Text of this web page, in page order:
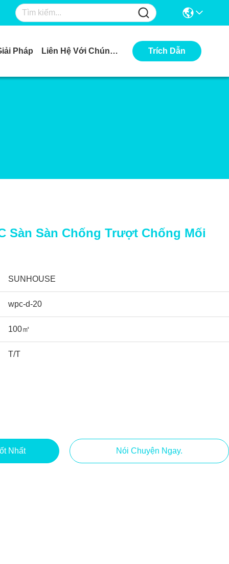
Pháp Liên Hệ Với Chúng Tôi Trích Dẫn
Sàn Sàn Chống Trượt Chống Mối
SUNHOUSE
wpc-d-20
100㎡
T/T
Nhất Nói Chuyện Ngay.